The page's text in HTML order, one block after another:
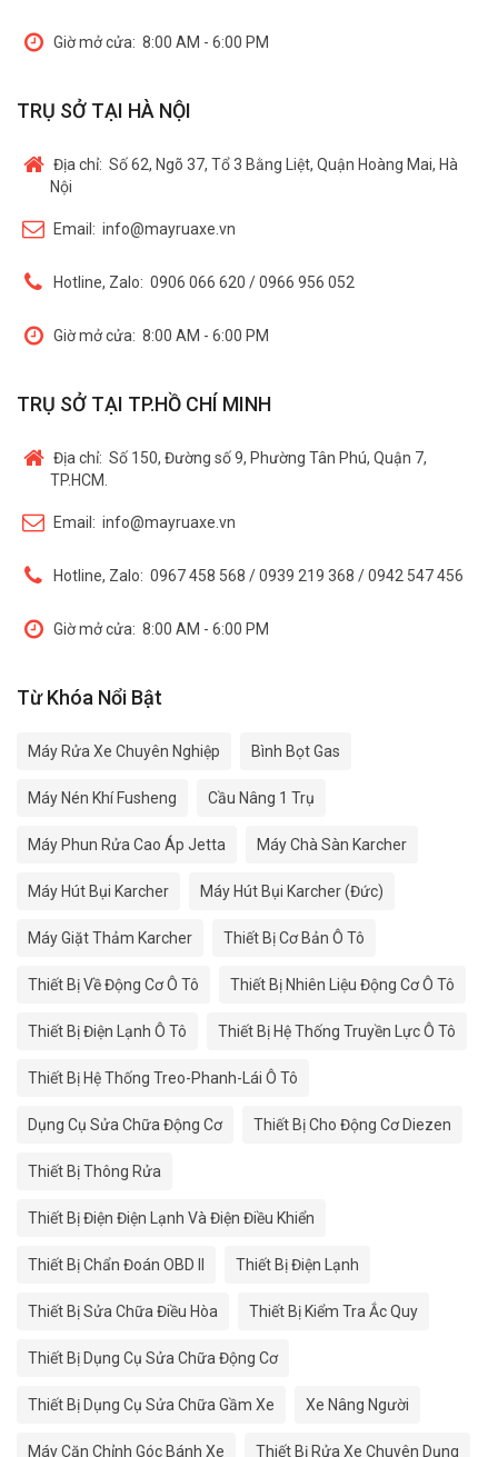
Giờ mở cửa: 8:00 AM - 6:00 PM
TRỤ SỞ TẠI HÀ NỘI
Địa chỉ: Số 62, Ngõ 37, Tổ 3 Bằng Liệt, Quận Hoàng Mai, Hà
Nội
Email: info@mayruaxe.vn
Hotline, Zalo: 0906 066 620 / 0966 956 052
Giờ mở cửa: 8:00 AM - 6:00 PM
TRỤ SỞ TẠI TP.HỒ CHÍ MINH
Địa chỉ: Số 150, Đường số 9, Phường Tân Phú, Quận 7,
TP.HCM.
Email: info@mayruaxe.vn
Hotline, Zalo: 0967 458 568 / 0939 219 368 / 0942 547 456
Giờ mở cửa: 8:00 AM - 6:00 PM
Từ Khóa Nổi Bật
Máy Rửa Xe Chuyên Nghiệp Bình Bọt Gas
Máy Nén Khí Fusheng Cầu Nâng 1 Trụ
Máy Phun Rửa Cao Áp Jetta Máy Chà Sàn Karcher
Máy Hút Bụi Karcher Máy Hút Bụi Karcher (Đức)
Máy Giặt Thảm Karcher Thiết Bị Cơ Bản Ô Tô
Thiết Bị Về Động Cơ Ô Tô Thiết Bị Nhiên Liệu Động Cơ Ô Tô
Thiết Bị Điện Lạnh Ô Tô Thiết Bị Hệ Thống Truyền Lực Ô Tô
Thiết Bị Hệ Thống Treo-Phanh-Lái Ô Tô
Dụng Cụ Sửa Chữa Động Cơ Thiết Bị Cho Động Cơ Diezen
Thiết Bị Thông Rửa
Thiết Bị Điện Điện Lạnh Và Điện Điều Khiển
Thiết Bị Chẩn Đoán OBD II Thiết Bị Điện Lạnh
Thiết Bị Sửa Chữa Điều Hòa Thiết Bị Kiểm Tra Ắc Quy
Thiết Bị Dụng Cụ Sửa Chữa Động Cơ
Thiết Bị Dụng Cụ Sửa Chữa Gầm Xe Xe Nâng Người
Máy Căn Chỉnh Góc Bánh Xe Thiết Bị Rửa Xe Chuyên Dụng